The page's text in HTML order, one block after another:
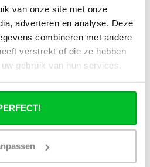
van onze site met onze
adverteren en analyse. Deze
combineren met andere
verstrekt of die ze hebben
gebruik van hun services.
van een
ten opzichte van
van geïntegreerde
opzichte van losse
paneelradiator